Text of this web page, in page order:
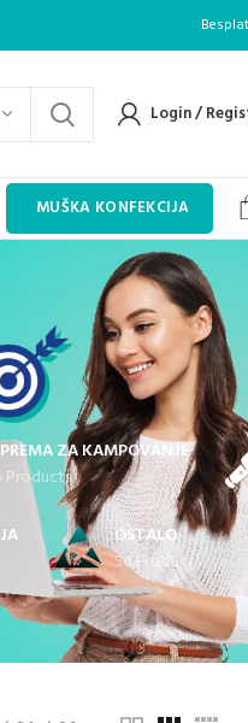
Login /
MUŠKA KONFEKCIJA
ZA KAMPOVANJE
Products
OSTALO
50 Products